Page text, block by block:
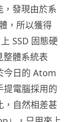
發現由於系
，所以獲得
SSD 固態硬
整體系統表
今日的 Atom
提電腦採用的
，自然相差甚